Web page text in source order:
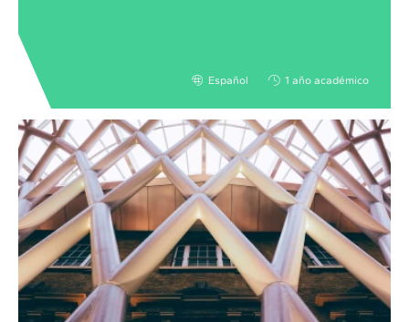
Español 1 año académico